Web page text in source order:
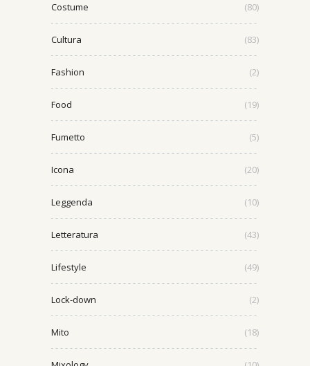
Costume (80)
Cultura (83)
Fashion (2)
Food (19)
Fumetto (5)
Icona (20)
Leggenda (10)
Letteratura (43)
Lifestyle (49)
Lock-down (2)
Mito (18)